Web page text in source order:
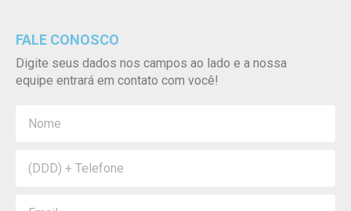
FALE CONOSCO
Digite seus dados nos campos ao lado e a nossa
equipe entrará em contato com você!